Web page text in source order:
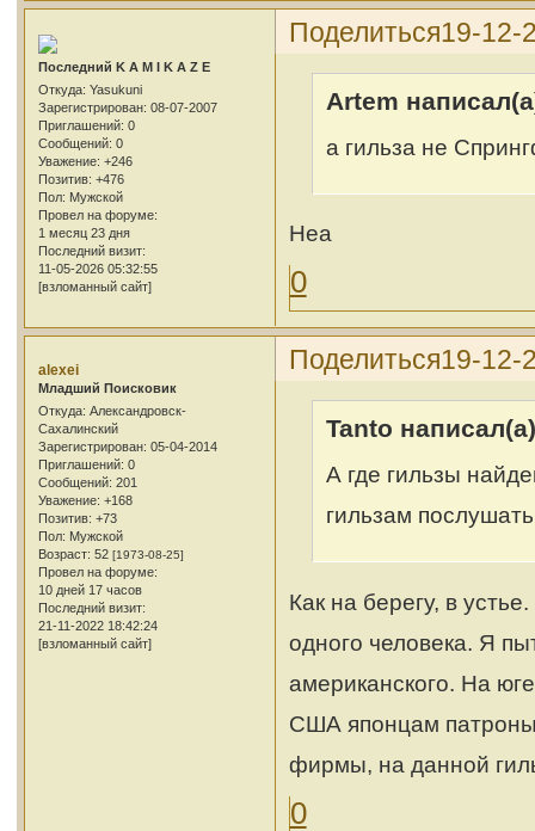
Поделиться19-12-
Последний K A M I K A Z E
Откуда: Yasukuni
Зарегистрирован: 08-07-2007
Приглашений: 0
Сообщений: 0
Уважение: +246
Позитив: +476
Пол: Мужской
Провел на форуме:
1 месяц 23 дня
Последний визит:
11-05-2026 05:32:55
[взломанный сайт]
Artem
а гильза не
Неа
0
Поделиться19-12-
alexei
Младший Поисковик
Откуда: Александровск-
Сахалинский
Зарегистрирован: 05-04-2014
Приглашений: 0
Сообщений: 201
Уважение: +168
Позитив: +73
Пол: Мужской
Возраст: 52 [1973-08-25]
Провел на форуме:
10 дней 17 часов
Последний визит:
21-11-2022 18:42:24
[взломанный сайт]
Tanto
А где гильзы
гильзам
Как на берегу, в
одного человека. Я
американского. На
США японцам патроны
фирмы, на данной
0